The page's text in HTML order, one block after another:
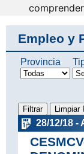
visitantes.
Empleo y
Provincia
28/12/18